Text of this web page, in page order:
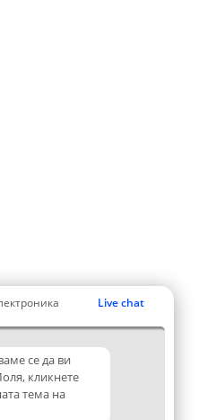
Live chat
се да ви
кликнете
тема на